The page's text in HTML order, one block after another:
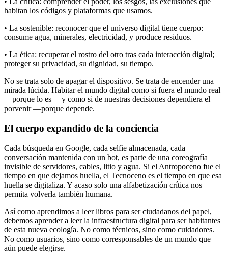
habitan los códigos y plataformas que usamos.
• La sostenible: reconocer que el universo digital tiene cuerpo:
consume agua, minerales, electricidad, y produce residuos.
• La ética: recuperar el rostro del otro tras cada interacción digital;
proteger su privacidad, su dignidad, su tiempo.
No se trata solo de apagar el dispositivo. Se trata de encender una
mirada lúcida. Habitar el mundo digital como si fuera el mundo real
—porque lo es— y como si de nuestras decisiones dependiera el
porvenir —porque depende.
El cuerpo expandido de la conciencia
Cada búsqueda en Google, cada selfie almacenada, cada
conversación mantenida con un bot, es parte de una coreografía
invisible de servidores, cables, litio y agua. Si el Antropoceno fue el
tiempo en que dejamos huella, el Tecnoceno es el tiempo en que esa
huella se digitaliza. Y acaso solo una alfabetización crítica nos
permita volverla también humana.
Así como aprendimos a leer libros para ser ciudadanos del papel,
debemos aprender a leer la infraestructura digital para ser habitantes
de esta nueva ecología. No como técnicos, sino como cuidadores.
No como usuarios, sino como corresponsables de un mundo que
aún puede elegirse.